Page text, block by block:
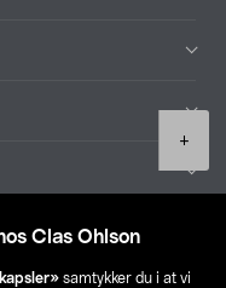
Clas Ohlson
samtykker du i at vi
+